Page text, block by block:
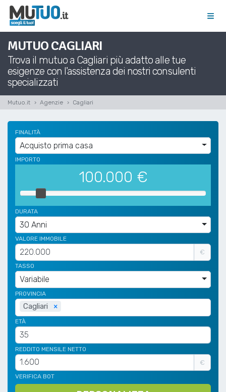
MUTUO CAGLIARI
Trova il mutuo a Cagliari più adatto alle tue
esigenze con l'assistenza dei nostri consulenti
specializzati
Mutuo.it Agenzie Cagliari
FINALITÀ
Acquisto prima casa
IMPORTO
100.000 €
DURATA
30 Anni
VALORE IMMOBILE
€
TASSO
Variabile
PROVINCIA
Cagliari ×
ETÀ
REDDITO MENSILE NETTO
€
VERIFICA BOT